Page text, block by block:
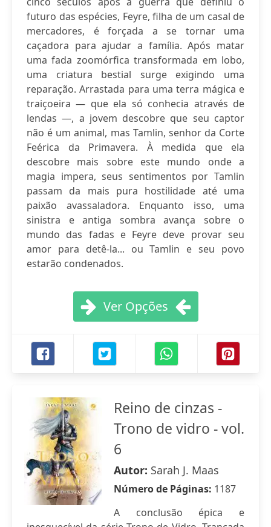
futuro das espécies, Feyre, filha de um casal de
mercadores, é forçada a se tornar uma
caçadora para ajudar a família. Após matar
uma fada zoomórfica transformada em lobo,
uma criatura bestial surge exigindo uma
reparação. Arrastada para uma terra mágica e
traiçoeira — que ela só conhecia através de
lendas —, a jovem descobre que seu captor
não é um animal, mas Tamlin, senhor da Corte
Feérica da Primavera. À medida que ela
descobre mais sobre este mundo onde a
magia impera, seus sentimentos por Tamlin
passam da mais pura hostilidade até uma
paixão avassaladora. Enquanto isso, uma
sinistra e antiga sombra avança sobre o
mundo das fadas e Feyre deve provar seu
amor para detê-la... ou Tamlin e seu povo
estarão condenados.
Ver Opções
Reino de cinzas -
Trono de vidro - vol.
6
Autor: Sarah J. Maas
Número de Páginas: 1187
A conclusão épica e